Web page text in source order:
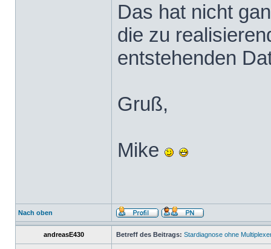
Das hat nicht
die zu
entstehenden
Gruß,
Mike
Nach oben
andreasE430 Betreff des Beitrags: Stardiagnose ohne